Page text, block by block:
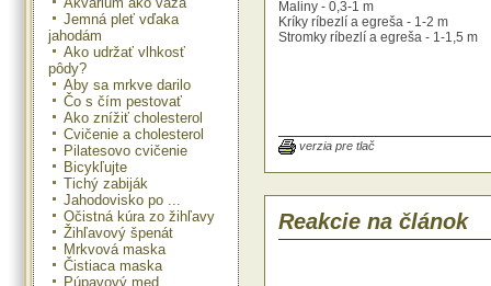
Jemná pleť vďaka
jahodám
Ako udržať vlhkosť
pôdy?
Aby sa mrkve darilo
Čo s čím pestovať
Ako znížiť cholesterol
Cvičenie a cholesterol
Pilatesovo cvičenie
Bicykľujte
Tichý zabiják
Jahodovisko po ...
Očistná kúra zo žihľavy
Žihľavový špenát
Mrkvová maska
Čistiaca maska
Púpavový med
Maliny - 0,3-1 m
Kríky ríbezlí a egreša - 1-2 m
Stromky ríbezlí a egreša - 1-1,5 m
verzia pre tlač
Reakcie na článok